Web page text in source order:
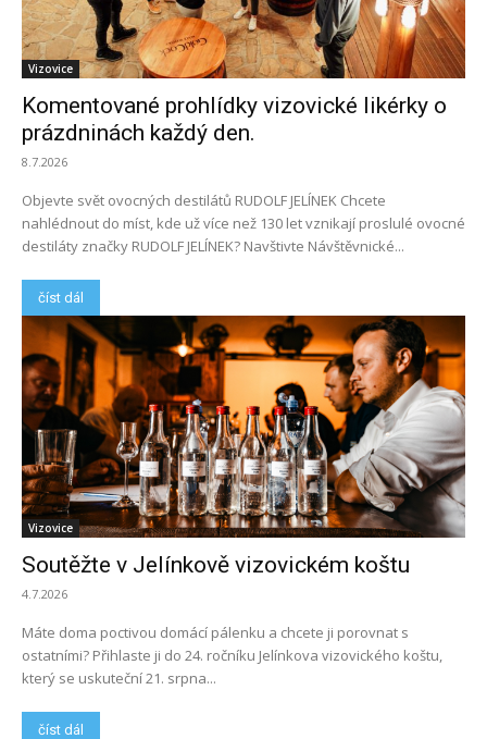
Vizovice
Komentované prohlídky vizovické likérky o
prázdninách každý den.
8.7.2026
Objevte svět ovocných destilátů RUDOLF JELÍNEK Chcete
nahlédnout do míst, kde už více než 130 let vznikají proslulé ovocné
destiláty značky RUDOLF JELÍNEK? Navštivte Návštěvnické...
číst dál
Vizovice
Soutěžte v Jelínkově vizovickém koštu
4.7.2026
Máte doma poctivou domácí pálenku a chcete ji porovnat s
ostatními? Přihlaste ji do 24. ročníku Jelínkova vizovického koštu,
který se uskuteční 21. srpna...
číst dál